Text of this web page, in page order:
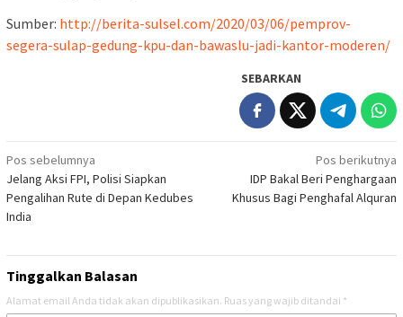
Sumber: http://berita-sulsel.com/2020/03/06/pemprov-
segera-sulap-gedung-kpu-dan-bawaslu-jadi-kantor-moderen/
SEBARKAN
Navigasi
pos
Pos sebelumnya
Jelang Aksi FPI, Polisi Siapkan
Pengalihan Rute di Depan Kedubes
India
Pos berikutnya
IDP Bakal Beri Penghargaan
Khusus Bagi Penghafal Alquran
Tinggalkan Balasan
Alamat email Anda tidak akan dipublikasikan. Ruas yang wajib ditandai *